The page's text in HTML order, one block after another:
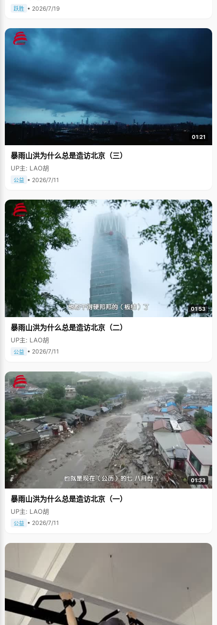
跃胜 • 2026/7/19
01:21
暴雨山洪为什么总是造访北京（三）
UP主: LAO胡
公益 • 2026/7/11
01:53
暴雨山洪为什么总是造访北京（二）
UP主: LAO胡
公益 • 2026/7/11
01:33
暴雨山洪为什么总是造访北京（一）
UP主: LAO胡
公益 • 2026/7/11